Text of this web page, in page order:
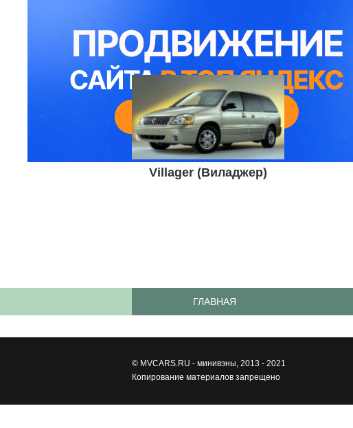
НОВЫЕ МОДЕЛИ В ПРОДАЖЕ:
Villager (Виладжер)
2004
ГЛАВНАЯ
© MVCARS.RU - минивэны, 2013 - 2021
Копирование материалов запрещено